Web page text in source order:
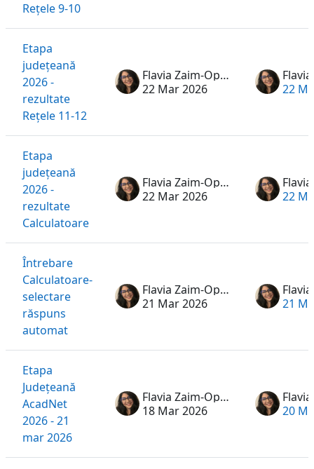
Rețele 9-10
Etapa
județeană
2026 -
rezultate
Rețele 11-12
Flavia Zaim-Oprea
22 Mar 2026
22
Etapa
județeană
2026 -
rezultate
Calculatoare
Flavia Zaim-Oprea
22 Mar 2026
22
Întrebare
Calculatoare-
selectare
răspuns
automat
Flavia Zaim-Oprea
21 Mar 2026
21
Etapa
Județeană
AcadNet
2026 - 21
mar 2026
Flavia Zaim-Oprea
18 Mar 2026
20